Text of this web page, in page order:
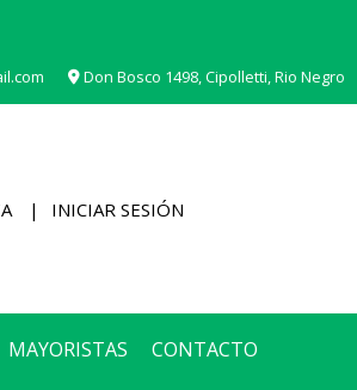
Don Bosco 1498, Cipolletti, Rio Negro
INICIAR SESIÓN
MAYORISTAS CONTACTO